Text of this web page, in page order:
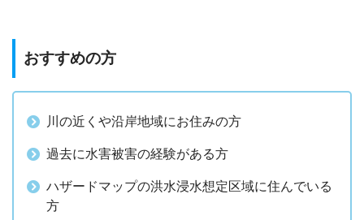
おすすめの方
川の近くや沿岸地域にお住みの方
過去に水害被害の経験がある方
ハザードマップの洪水浸水想定区域に住んでいる
方